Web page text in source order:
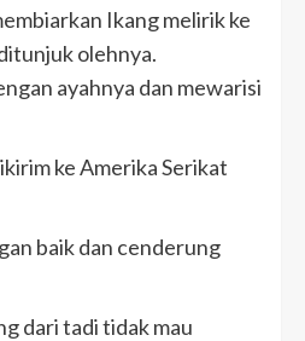
Ikang melirik ke
olehnya.
ayahnya dan mewarisi
ke Amerika Serikat
baik dan cenderung
dari tadi tidak mau